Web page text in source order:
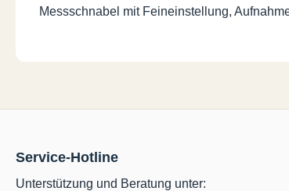
Messschnabel mit Feineinstellung,
Service-Hotline
Unterstützung und Beratung unter: